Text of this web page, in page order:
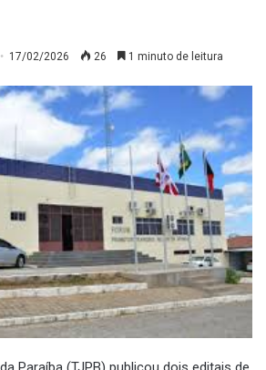
17/02/2026 26 1 minuto de leitura